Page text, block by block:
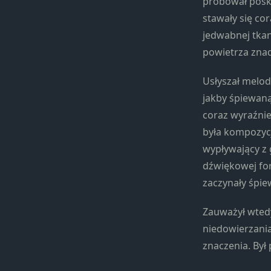
stawały się
jedwabnej
powietrza
Usłyszał
jakby
coraz
była
wypływający
dźwiękowej
zaczynały
Zauważył
znaczenia.